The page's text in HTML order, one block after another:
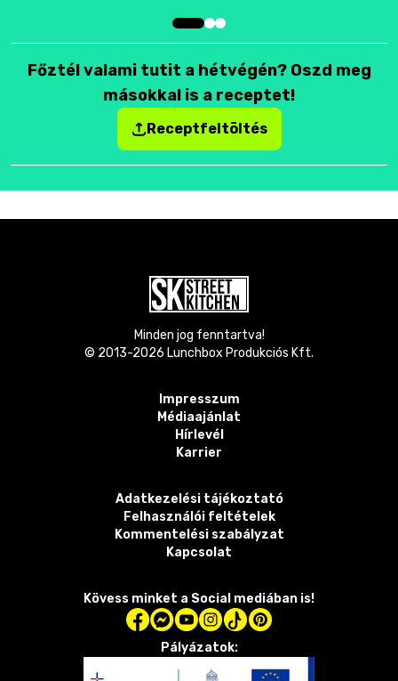
Főztél valami tutit a hétvégén? Oszd meg
másokkal is a receptet!
Receptfeltöltés
Minden jog fenntartva!
© 2013-2026 Lunchbox Produkciós Kft.
Impresszum
Médiaajánlat
Hírlevél
Karrier
Adatkezelési tájékoztató
Felhasználói feltételek
Kommentelési szabályzat
Kapcsolat
Kövess minket a Social mediában is!
Pályázatok: